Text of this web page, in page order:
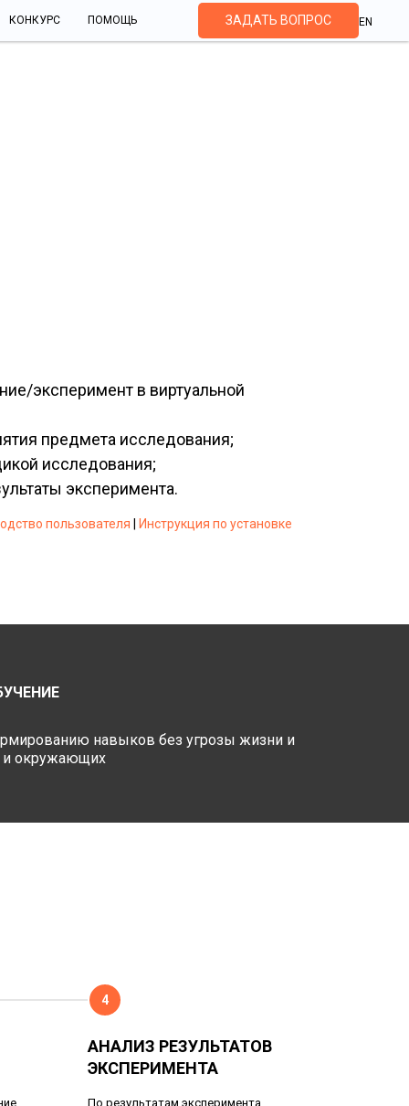
КОНКУРС ПОМОЩЬ ЗАДАТЬ ВОПРОС EN
эксперимент в виртуальной
предмета исследования;
исследования;
эксперимента.
пользователя Инструкция по установке
навыков без угрозы жизни и
и окружающих
4
АНАЛИЗ РЕЗУЛЬТАТОВ
ЭКСПЕРИМЕНТА
По результатам эксперимента